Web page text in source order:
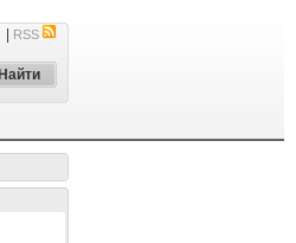
RSS